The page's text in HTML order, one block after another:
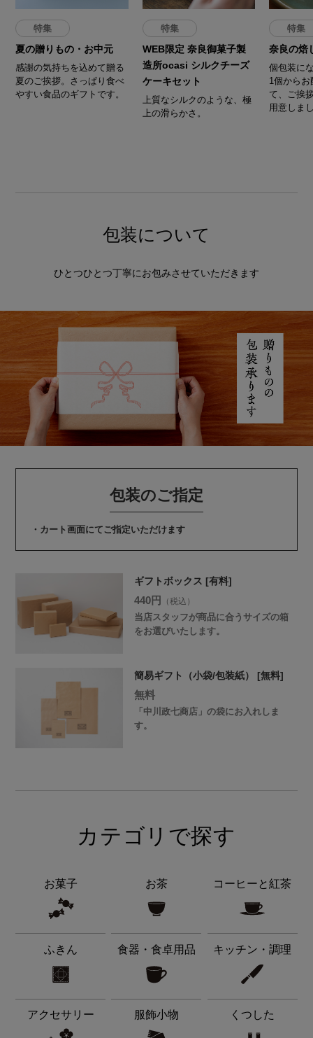
特集
夏の贈りもの・お中元
感謝の気持ちを込めて贈る
夏のご挨拶。さっぱり食べ
やすい食品のギフトです。
特集
WEB限定 奈良御菓子製
造所ocasi シルクチーズ
ケーキセット
上質なシルクのような、極
上の滑らかさ。
特集
奈良の焙
個包装に
1個から
て、ご挨
用意しま
包装について
ひとつひとつ丁寧にお包みさせていただきます
包装のご指定
・カート画面にてご指定いただけます
ギフトボックス [有料]
440円 （税込）
当店スタッフが商品に合うサイズの箱
をお選びいたします。
簡易ギフト（小袋/包装紙） [無料]
無料
「中川政七商店」の袋にお入れしま
す。
カテゴリで探す
お菓子 お茶 コーヒーと紅茶
ふきん 食器・食卓用品 キッチン・調理
アクセサリー 服飾小物 くつした